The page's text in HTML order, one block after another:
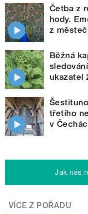
Četba z
hody.
z
Běžná
ukazatel
třetího
v
Jak nás
VÍCE Z POŘADU